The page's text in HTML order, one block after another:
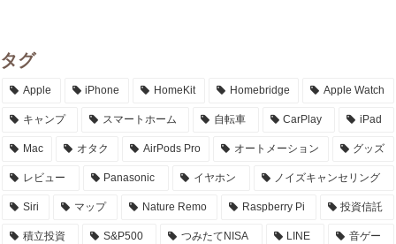
タグ
Apple iPhone HomeKit Homebridge Apple Watch
キャンプ スマートホーム 自転車 CarPlay iPad
Mac オタク AirPods Pro オートメーション グッズ
レビュー Panasonic イヤホン ノイズキャンセリング
Siri マップ Nature Remo Raspberry Pi 投資信託
積立投資 S&P500 つみたてNISA LINE 音ゲー